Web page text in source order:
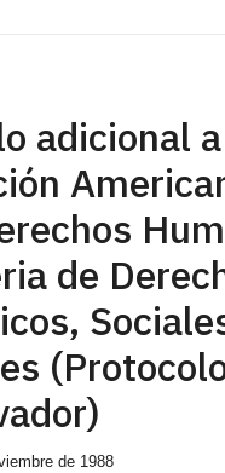
adicional
de
de 1988